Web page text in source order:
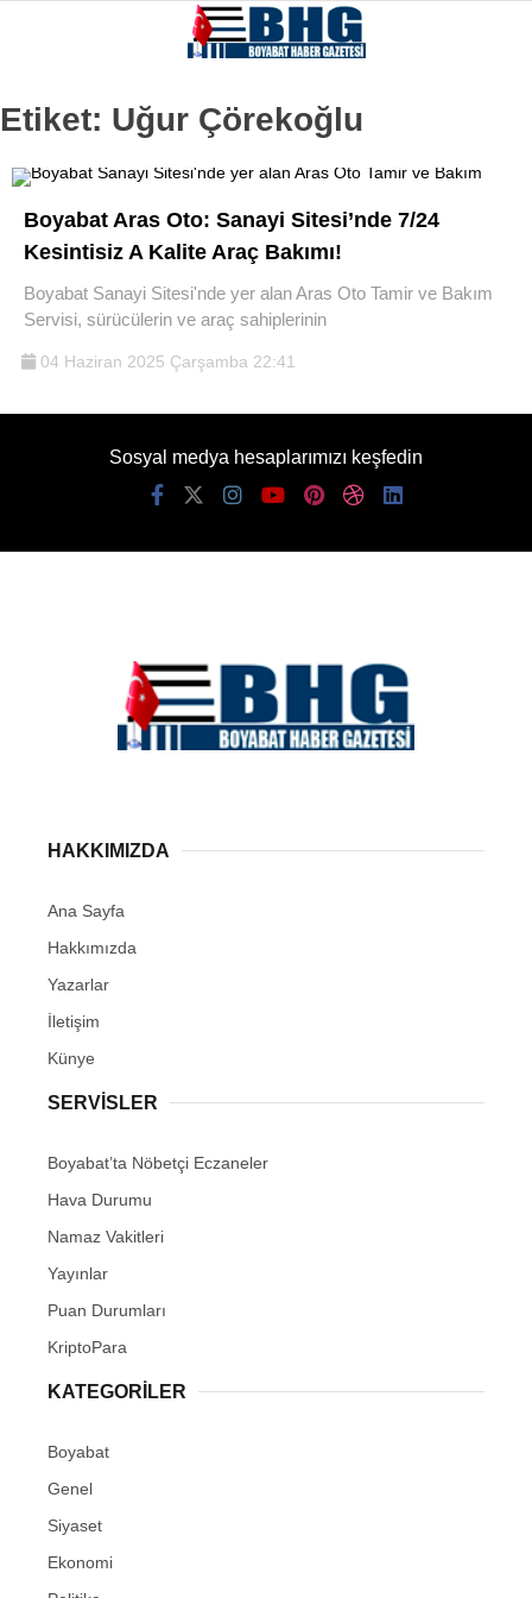
WhatsApp İhbar
Hattı
23°
GALERİ VİDEO
SIYASET
GENEL
Etiket: Uğur Çörekoğlu
Boyabat Aras Oto: Sanayi Sitesi’nde 7/24
Kesintisiz A Kalite Araç Bakımı!
Boyabat Sanayi Sitesi'nde yer alan Aras Oto Tamir ve Bakım
Servisi, sürücülerin ve araç sahiplerinin
04 Haziran 2025 Çarşamba 22:41
Sosyal medya hesaplarımızı keşfedin
HAKKIMIZDA
Ana Sayfa
Hakkımızda
Yazarlar
İletişim
Künye
SERVISLER
Boyabat’ta Nöbetçi Eczaneler
Hava Durumu
Namaz Vakitleri
Yayınlar
Puan Durumları
KriptoPara
KATEGORILER
Boyabat
Genel
Siyaset
Ekonomi